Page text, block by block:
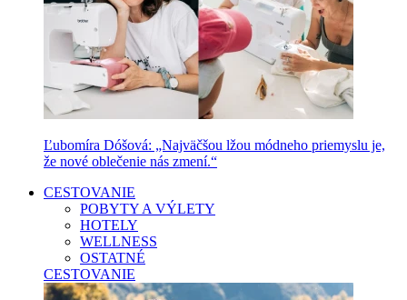
Ľubomíra Dóšová: „Najväčšou lžou módneho priemyslu je,
že nové oblečenie nás zmení.“
CESTOVANIE
POBYTY A VÝLETY
HOTELY
WELLNESS
OSTATNÉ
CESTOVANIE